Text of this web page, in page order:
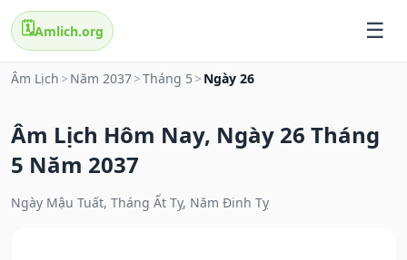
🗓️Amlich.org
Âm Lịch > Năm 2037>Tháng 5 > Ngày 26
Âm Lịch Hôm Nay, Ngày 26 Tháng
5 Năm 2037
Ngày Mậu Tuất, Tháng Ất Tỵ, Năm Đinh Tỵ